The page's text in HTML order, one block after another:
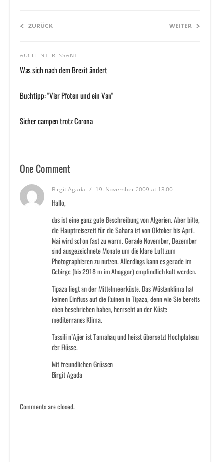
ZURÜCK WEITER
AUCH INTERESSANT
Was sich nach dem Brexit ändert
Buchtipp: "Vier Pfoten und ein Van"
Sicher campen trotz Corona
One Comment
Birgit Agada / 19. November 2009 at 13:00
Hallo,
das ist eine ganz gute Beschreibung von Algerien. Aber bitte,
die Hauptreisezeit für die Sahara ist von Oktober bis April.
Mai wird schon fast zu warm. Gerade November, Dezember
sind ausgezeichnete Monate um die klare Luft zum
Photographieren zu nutzen. Allerdings kann es gerade im
Gebirge (bis 2918 m im Ahaggar) empfindlich kalt werden.
Tipaza liegt an der Mittelmeerküste. Das Wüstenklima hat
keinen Einfluss auf die Ruinen in Tipaza, denn wie Sie bereits
oben beschrieben haben, herrscht an der Küste
mediterranes Klima.
Tassili n’Ajjer ist Tamahaq und heisst übersetzt Hochplateau
der Flüsse.
Mit freundlichen Grüssen
Birgit Agada
Comments are closed.